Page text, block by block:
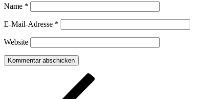
Name *
E-Mail-Adresse *
Website
Beitragsnavigation